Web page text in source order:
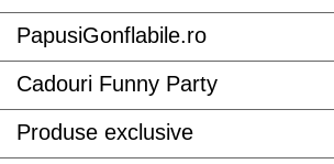
PapusiGonflabile.ro
Cadouri Funny Party
Produse exclusive